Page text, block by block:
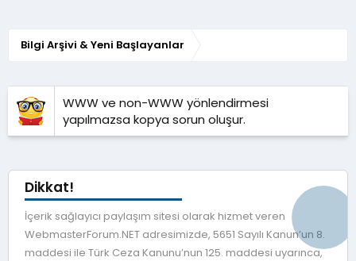
Bilgi Arşivi & Yeni Başlayanlar
WWW ve non-WWW yönlendirmesi
yapılmazsa kopya sorun oluşur.
Dikkat!
İçerik sağlayıcı paylaşım sitesi olarak hizmet veren
WebmasterForum.NET adresimizde, 5651 Sayılı Kanun’un 8.
maddesi ile Türk Ceza Kanunu’nun 125. maddesi uyarınca,